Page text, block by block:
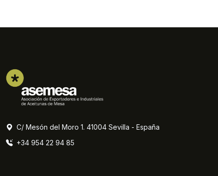
C/ Mesón del Moro 1. 41004 Sevilla - España
+34 954 22 94 85